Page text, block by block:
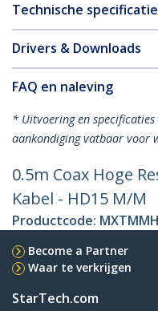
Technische
Drivers & Downloads
FAQ en naleving
* Uitvoering en
aankondiging vatbaar voor
0.5m Coax Hoge
Kabel - HD15 M/M
Productcode:
Become a Partner
Waar te verkrijgen
StarTech.com